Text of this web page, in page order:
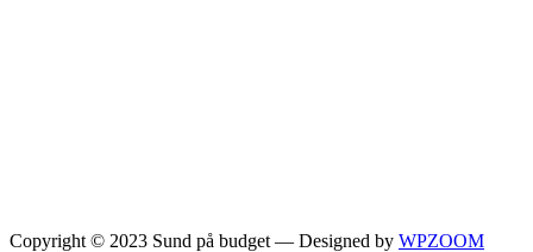
Copyright © 2023 Sund på budget — Designed by WPZOOM